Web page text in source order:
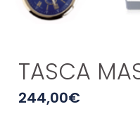
TASCA
244,00€